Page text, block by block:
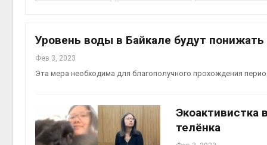
Уровень воды в Байкале будут
Фев 3, 2023
Эта мера необходима для благополучного прохождения
Экоактивистка
телёнка
Авг 7,